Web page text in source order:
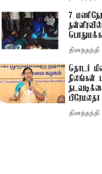
7
தினத்தந்தி
தொடர்
நிலங்கள்
பிரேமலதா
தினத்தந்தி